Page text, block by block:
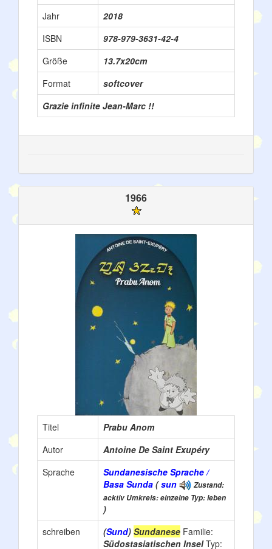
Jahr
2018
ISBN
978-979-3631-42-4
Größe
13.7x20cm
Format
softcover
Grazie infinite Jean-Marc !!
1966
Titel
Prabu Anom
Autor
Antoine De Saint Exupéry
Sprache
Sundanesische Sprache /
Basa Sunda (sun
Zustand:
acktiv Umkreis: einzelne Typ: leben
)
schreiben
(Sund) Sundanese Familie:
Südostasiatischen InselTyp: